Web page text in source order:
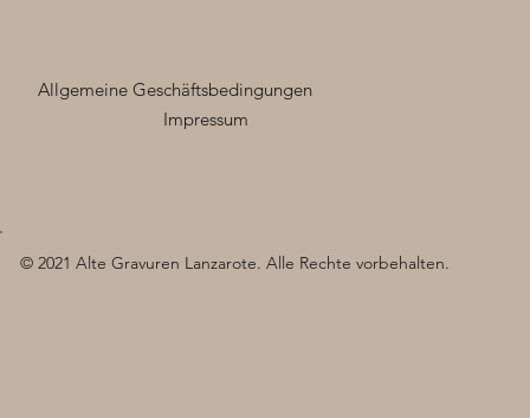
Impressum
Allgemeine Geschäftsbedingungen
© 2021 Alte Gravuren Lanzarote. Alle Rechte vorbehalten.